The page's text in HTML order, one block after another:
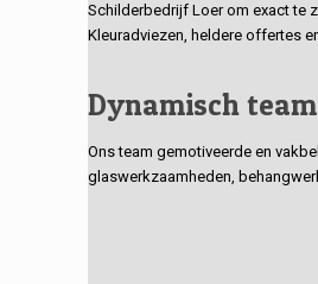
Schilderbedrijf Loer om exact te
Kleuradviezen, heldere offertes
Dynamisch
Ons team gemotiveerde en
glaswerkzaamheden,